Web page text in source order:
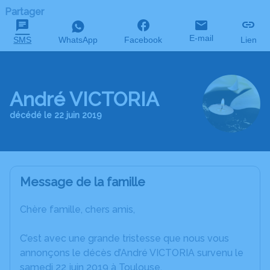
Partager
SMS WhatsApp Facebook E-mail Lien
André VICTORIA
décédé le 22 juin 2019
Message de la famille
Chère famille, chers amis,
C’est avec une grande tristesse que nous vous
annonçons le décès d’André VICTORIA survenu le
samedi 22 juin 2019 à Toulouse.